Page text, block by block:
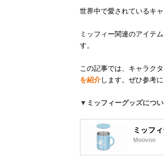
世界中で愛されているキ
ミッフィー関連のアイテ
す。
この記事では、キャラク
を紹介します。ぜひ参考に
▼ミッフィーグッズにつ
ミッフ
Moovoo